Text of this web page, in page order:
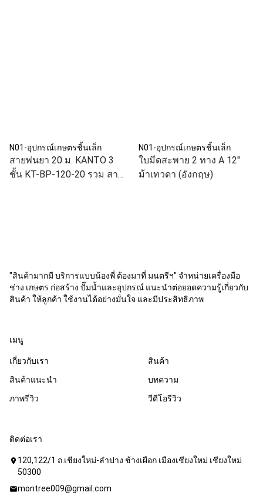
N01-อุปกรณ์เกษตรชิ้นเล็ก
สายพ่นยา 20 ม. KANTO 3
ชั้น KT-BP-120-20 รวม สาย
N01-อุปกรณ์เกษตรชิ้นเล็ก
ใบมีดสะพาย 2 ทาง A 12"
ม้าเทวดา (อังกฤษ)
"สินค้ามากมี บริการแบบน้องพี่ ต้องมาที่ มนตรีฯ" จำหน่ายเครื่องมือ
ช่าง เกษตร ก่อสร้าง ปั๊มน้ำและอุปกรณ์ แนะนำต่อยอดความรู้เกี่ยวกับ
สินค้า ให้ลูกค้า ใช้งานได้อย่างมั่นใจ และมีประสิทธิภาพ
เมนู
เกี่ยวกับเรา
สินค้า
สินค้าแนะนำ
บทความ
ภาพรีวิว
วีดีโอรีวิว
ติดต่อเรา
location_on 120,122/1 ถ.เชียงใหม่-ลำปาง ช้างเผือก เมืองเชียงใหม่ เชียงใหม่
50300
mailmontree009@gmail.com